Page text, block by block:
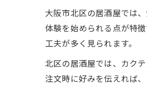
大阪市北区の居酒屋では
体験を始められる点が特
工夫が多く見られます。
北区の居酒屋では、カク
注文時に好みを伝えれば